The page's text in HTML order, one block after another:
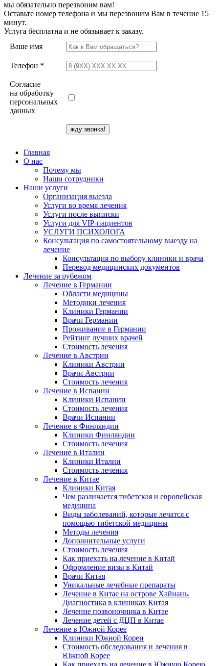
мы обязательно перезвоним вам!
Оставьте номер телефона и мы перезвоним Вам в течение 15
минут.
Услуга бесплатна и не обязывает к заказу.
Ваше имя
Телефон *
Согласие
на обработку
персональных
данных
Главная
О нас
Почему мы
Наши сотрудники
Наши услуги
Организация выезда
Услуги во время лечения
Услуги после выписки
Услуги для VIP-пациентов
УСЛУГИ ПСИХОЛОГА
Консультация по самостоятельному выезду на
лечение
Консультация по выбору клиники и врача
Перевод медицинских документов
Лечение за рубежом
Лечение в Германии
Области медицины
Методики лечения
Клиники Германии
Врачи Германии
Проживание в Германии
Рейтинг лучших врачей
Стоимость лечения
Лечение в Австрии
Клиники Австрии
Врачи Австрии
Стоимость лечения
Лечение в Испании
Клиники Испании
Стоимость лечения
Врачи Испании
Лечение в Финляндии
Клиники Финляндии
Стоимость лечения
Лечение в Италии
Клиники Италии
Стоимость лечения
Лечение в Китае
Клиники Китая
Чем различается тибетская и европейская
медицина
Виды заболеваний, которые лечатся с
помощью тибетской медицины
Методы лечения
Дополнительные услуги
Стоимость лечения
Как приехать на лечение в Китай
Оформление визы в Китай
Врачи Китая
Уникальные лечебные препараты
Лечение в Китае на острове Хайнань.
Диагностика в клиниках Китая
Лечение позвоночника в Китае
Лечение детей с ДЦП в Китае
Лечение в Южной Корее
Клиники Южной Кореи
Стоимость обследования и лечения в
Южной Корее